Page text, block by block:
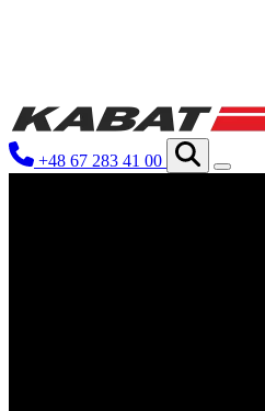
+48 67 283 41 00